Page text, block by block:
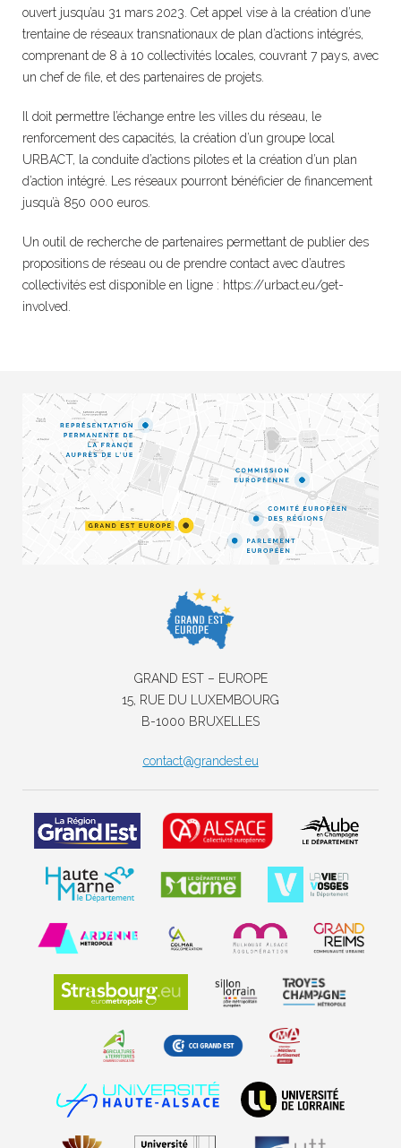
ouvert jusqu’au 31 mars 2023. Cet appel vise à la création d’une
trentaine de réseaux transnationaux de plan d’actions intégrés,
comprenant de 8 à 10 collectivités locales, couvrant 7 pays, avec
un chef de file, et des partenaires de projets.
Il doit permettre l’échange entre les villes du réseau, le
renforcement des capacités, la création d’un groupe local
URBACT, la conduite d’actions pilotes et la création d’un plan
d’action intégré. Les réseaux pourront bénéficier de financement
jusqu’à 850 000 euros.
Un outil de recherche de partenaires permettant de publier des
propositions de réseau ou de prendre contact avec d’autres
collectivités est disponible en ligne : https://urbact.eu/get-
involved.
GRAND EST – EUROPE
15, RUE DU LUXEMBOURG
B-1000 BRUXELLES
contact@grandest.eu